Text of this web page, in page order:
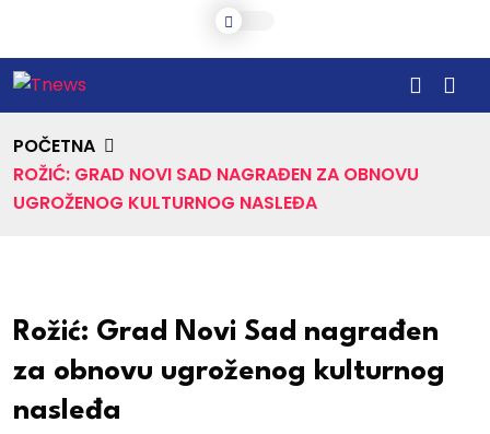
POČETNA
ROŽIĆ: GRAD NOVI SAD NAGRAĐEN ZA OBNOVU
UGROŽENOG KULTURNOG NASLEĐA
Rožić: Grad Novi Sad nagrađen
za obnovu ugroženog kulturnog
nasleđa